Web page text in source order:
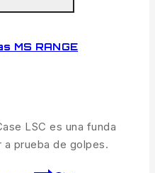
MS RANGE
LSC es una funda
prueba de golpes.